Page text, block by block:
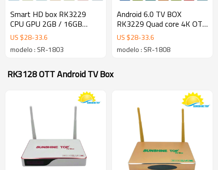
Smart HD box RK3229
CPU GPU 2GB / 16GB
Android 6.0 quad core Q
box android TV Box SR-
1803
US $28-33.6
modelo : SR-1803
Android 6.0 TV BOX
RK3229 Quad core 4K OTT
TV BOX compatible con
HDMI Wifi H.265 3D
Ethernet
US $28-33.6
modelo : SR-1808
RK3128 OTT Android TV Box